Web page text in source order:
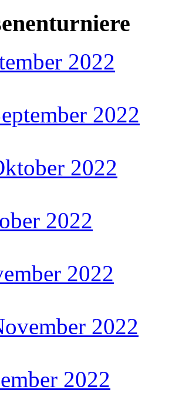
2022
2022
2022
2022
2022
2022
2022